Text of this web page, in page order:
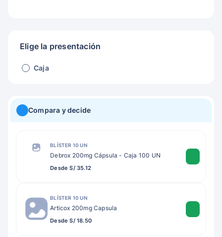
Elige la presentación
Caja
Compara y decide
BLÍSTER 10 UN
Debrox 200mg Cápsula - Caja 100 UN
Desde S/ 35.12
BLÍSTER 10 UN
Articox 200mg Capsula
Desde S/ 18.50